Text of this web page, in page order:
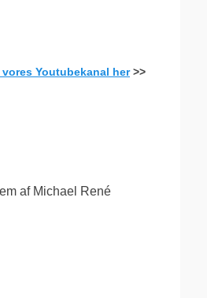
Youtubekanal her>>
af Michael René